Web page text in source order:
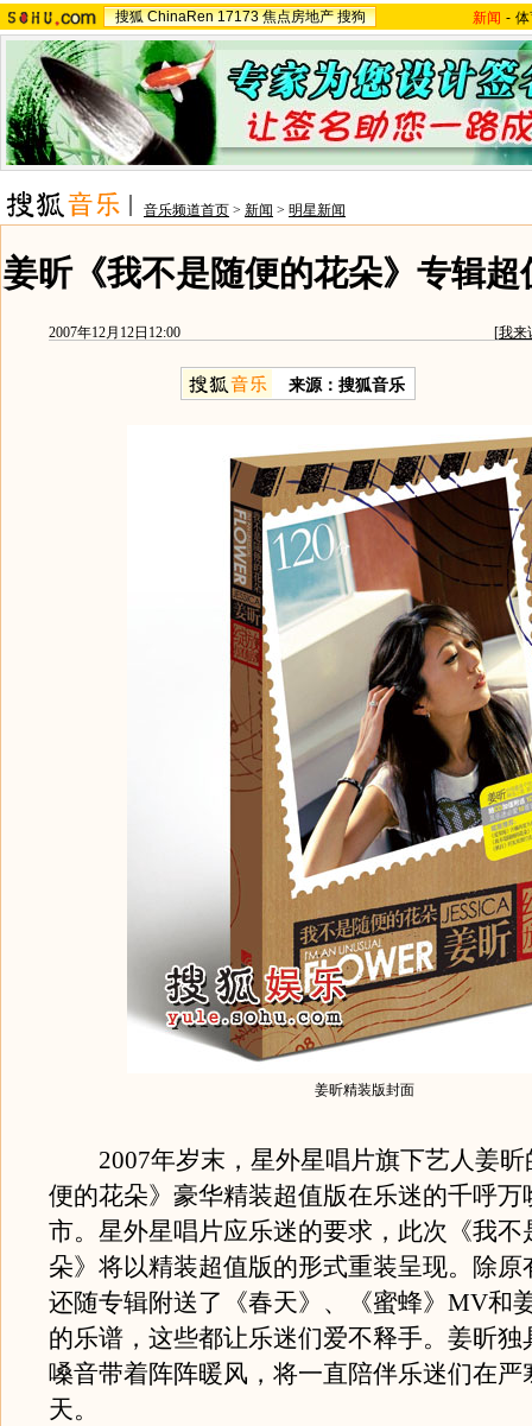
搜狐 ChinaRen 17173 焦点房地产 搜狗 新闻 -
音乐频道首页 > 新闻 > 明星新闻
姜昕《我不是随便的花朵》专辑超
2007年12月12日12:00 [我来
来源：搜狐音乐
姜昕精装版封面
2007年岁末，星外星唱片旗下艺人姜昕
便的花朵》豪华精装超值版在乐迷的千呼万
市。星外星唱片应乐迷的要求，此次《我不
朵》将以精装超值版的形式重装呈现。除原
还随专辑附送了《春天》、《蜜蜂》MV和
的乐谱，这些都让乐迷们爱不释手。姜昕独
嗓音带着阵阵暖风，将一直陪伴乐迷们在严
天。